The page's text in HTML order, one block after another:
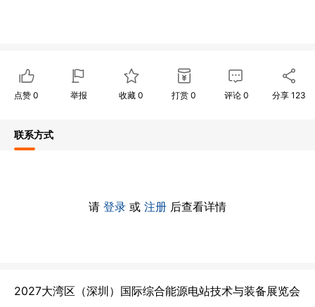
点赞 0 举报 收藏0 打赏 0 评论 0 分享 123
联系方式
请 登录 或 注册 后查看详情
2027大湾区（深圳）国际综合能源电站技术与装备展览会